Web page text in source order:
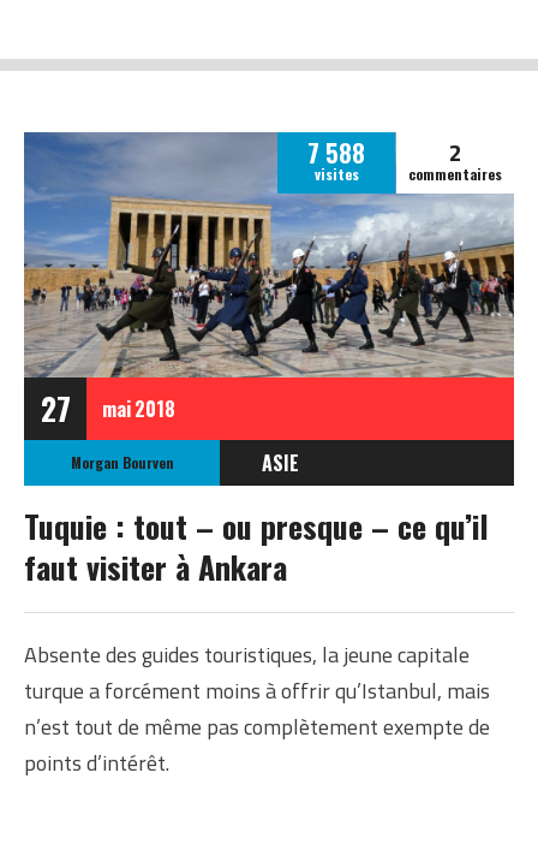
27 mai2018
7 588
visites
2
commentaires
Morgan Bourven
ASIE
Tuquie : tout – ou presque – ce qu’il
faut visiter à Ankara
Absente des guides touristiques, la jeune capitale
turque a forcément moins à offrir qu’Istanbul, mais
n’est tout de même pas complètement exempte de
points d’intérêt.